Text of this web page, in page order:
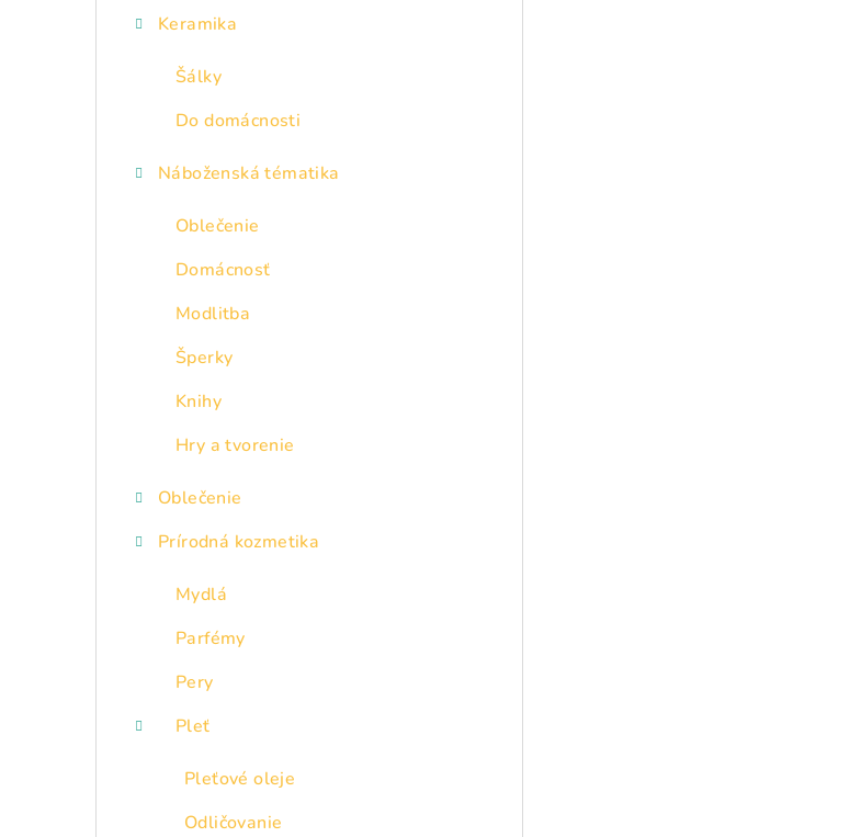
Keramika
Šálky
Do domácnosti
Náboženská tématika
Oblečenie
Domácnosť
Modlitba
Šperky
Knihy
Hry a tvorenie
Oblečenie
Prírodná kozmetika
Mydlá
Parfémy
Pery
Pleť
Pleťové oleje
Odličovanie